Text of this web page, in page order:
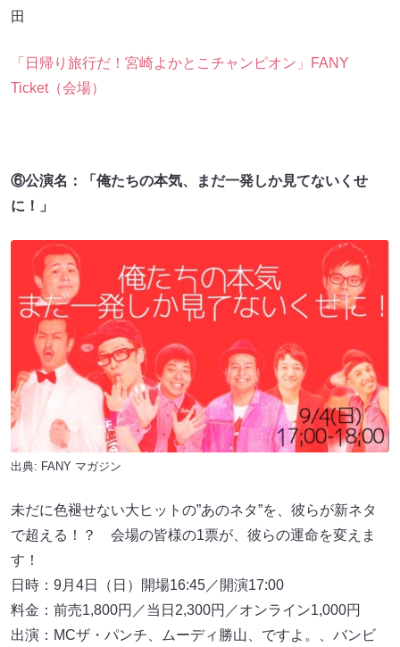
田
「日帰り旅行だ！宮崎よかとこチャンピオン」FANY
Ticket（会場）
⑥公演名：「俺たちの本気、まだ一発しか見てないくせ
に！」
出典: FANY マガジン
未だに色褪せない大ヒットの”あのネタ”を、彼らが新ネタ
で超える！？ 会場の皆様の1票が、彼らの運命を変えま
す！
日時：9月4日（日）開場16:45／開演17:00
料金：前売1,800円／当日2,300円／オンライン1,000円
出演：MCザ・パンチ、ムーディ勝山、ですよ。、バンビ